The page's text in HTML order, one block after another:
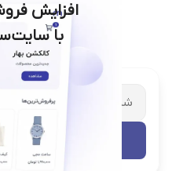
افزایش
با
شریک تجاری ترب
تست